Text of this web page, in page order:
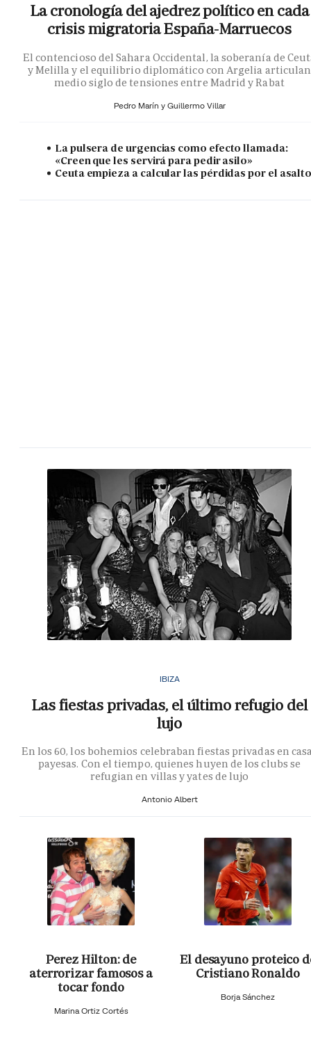
La cronología del ajedrez político en cada
crisis migratoria España-Marruecos
El contencioso del Sahara Occidental, la soberanía de
y Melilla y el equilibrio diplomático con Argelia articulan
medio siglo de tensiones entre Madrid y Rabat
Pedro Marín y Guillermo Villar
La pulsera de urgencias como efecto llamada:
«Creen que les servirá para pedir asilo»
Ceuta empieza a calcular las pérdidas por el
IBIZA
Las fiestas privadas, el último refugio del
lujo
En los 60, los bohemios celebraban fiestas privadas en
payesas. Con el tiempo, quienes huyen de los clubs se
refugian en villas y yates de lujo
Antonio Albert
Perez Hilton: de
aterrorizar famosos a
tocar fondo
Marina Ortiz Cortés
El desayuno proteico
Cristiano Ronaldo
Borja Sánchez